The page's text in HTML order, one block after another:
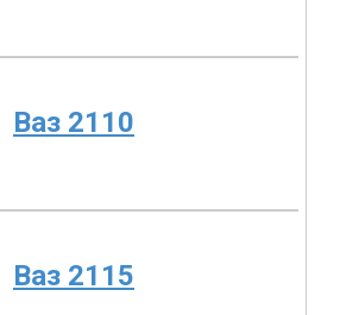
Ваз 2110
Ваз 2115